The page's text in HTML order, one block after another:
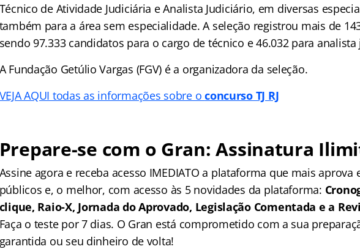
Técnico de Atividade Judiciária e Analista Judiciário, em diversas
também para a área sem especialidade. A seleção registrou mais de
sendo 97.333 candidatos para o cargo de técnico e 46.032 para
A Fundação Getúlio Vargas (FGV) é a organizadora da seleção.
VEJA AQUI todas as informações sobre oconcurso TJ RJ
Prepare-se com o Gran: Assinatura
Assine agora e receba acesso IMEDIATO a plataforma que mais aprova
públicos e, o melhor, com acesso às 5 novidades da plataforma:
clique, Raio-X, Jornada do Aprovado, Legislação Comentada e a
Faça o teste por 7 dias. O Gran está comprometido com a sua
garantida ou seu dinheiro de volta!